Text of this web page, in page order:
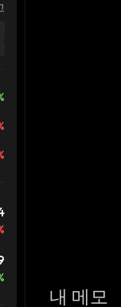
내 메모